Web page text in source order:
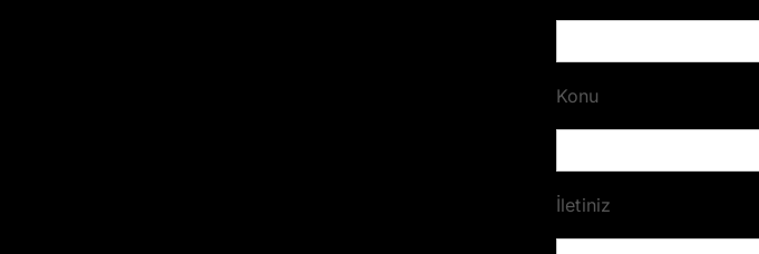
Konu
İletiniz